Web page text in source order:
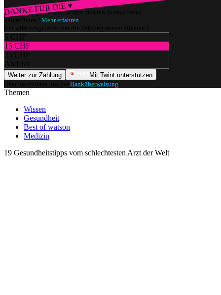
DANKE FÜR DIE ♥
Würdest du gerne watson und unseren Journalismus
unterstützen? Mehr erfahren
(Du wirst umgeleitet, um die Zahlung abzuschliessen.)
5 CHF
15 CHF
25 CHF
Anderer
Weiter zur Zahlung
Mit Twint unterstützen
Oder unterstütze uns per Banküberweisung
Themen
Wissen
Gesundheit
Best of watson
Medizin
19 Gesundheitstipps vom schlechtesten Arzt der Welt